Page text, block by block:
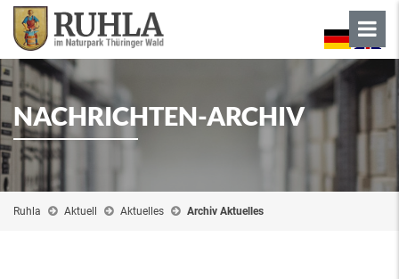
NACHRICHTEN-ARCHIV
Ruhla Aktuell Aktuelles Archiv Aktuelles